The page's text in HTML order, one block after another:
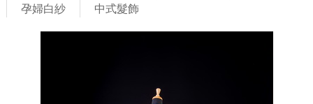
孕婦白紗
中式髮飾